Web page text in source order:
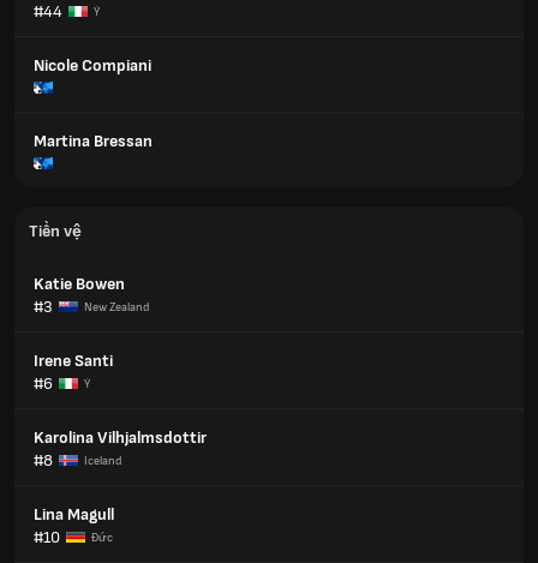
#44
Ý
Nicole Compiani
Martina Bressan
Tiền vệ
Katie Bowen
#3
New Zealand
Irene Santi
#6
Ý
Karolina Vilhjalmsdottir
#8
Iceland
Lina Magull
#10
Đức